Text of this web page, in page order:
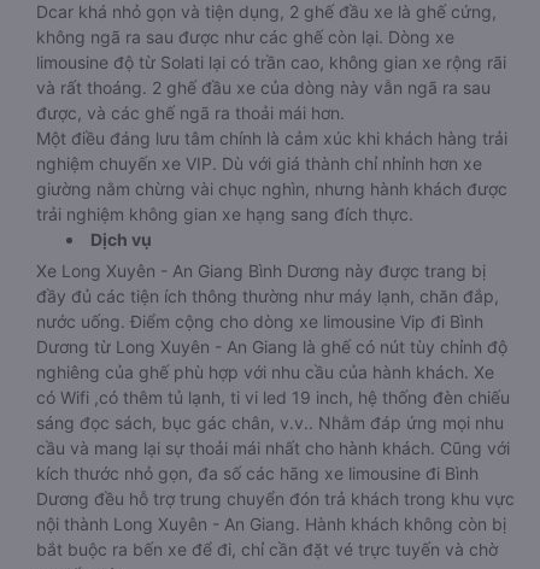
Dcar khá nhỏ gọn và tiện dụng, 2 ghế đầu xe là ghế cứng,
không ngã ra sau được như các ghế còn lại. Dòng xe
limousine độ từ Solati lại có trần cao, không gian xe rộng rãi
và rất thoáng. 2 ghế đầu xe của dòng này vẫn ngã ra sau
được, và các ghế ngã ra thoải mái hơn.
Một điều đáng lưu tâm chính là cảm xúc khi khách hàng trải
nghiệm chuyến xe VIP. Dù với giá thành chỉ nhỉnh hơn xe
giường nằm chừng vài chục nghìn, nhưng hành khách được
trải nghiệm không gian xe hạng sang đích thực.
Dịch vụ
Xe Long Xuyên - An Giang Bình Dương này được trang bị
đầy đủ các tiện ích thông thường như máy lạnh, chăn đắp,
nước uống. Điểm cộng cho dòng xe limousine Vip đi Bình
Dương từ Long Xuyên - An Giang là ghế có nút tùy chỉnh độ
nghiêng của ghế phù hợp với nhu cầu của hành khách. Xe
có Wifi ,có thêm tủ lạnh, ti vi led 19 inch, hệ thống đèn chiếu
sáng đọc sách, bục gác chân, v.v.. Nhằm đáp ứng mọi nhu
cầu và mang lại sự thoải mái nhất cho hành khách. Cũng với
kích thước nhỏ gọn, đa số các hãng xe limousine đi Bình
Dương đều hỗ trợ trung chuyển đón trả khách trong khu vực
nội thành Long Xuyên - An Giang. Hành khách không còn bị
bắt buộc ra bến xe để đi, chỉ cần đặt vé trực tuyến và chờ